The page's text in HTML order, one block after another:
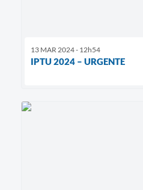
13 MAR 2024 - 12h54
IPTU 2024 – URGENTE